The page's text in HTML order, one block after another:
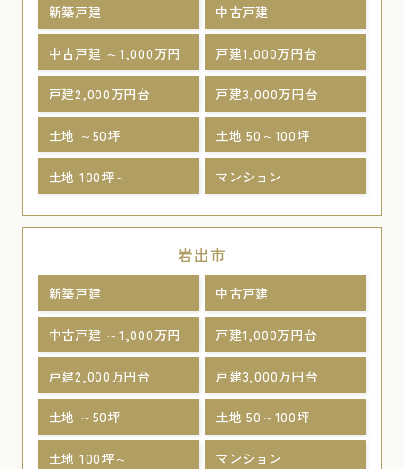
新築戸建 中古戸建
中古戸建 ～1,000万円 戸建1,000万円台
戸建2,000万円台 戸建3,000万円台
土地 ～50坪 土地 50～100坪
土地 100坪～ マンション
岩出市
新築戸建 中古戸建
中古戸建 ～1,000万円 戸建1,000万円台
戸建2,000万円台 戸建3,000万円台
土地 ～50坪 土地 50～100坪
土地 100坪～ マンション